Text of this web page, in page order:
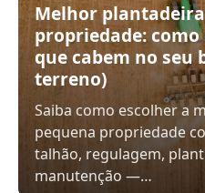
Melhor
propriedade:
que cabem no seu
terreno)
Saiba como escolher a
pequena propriedade
talhão, regulagem,
manutenção —…